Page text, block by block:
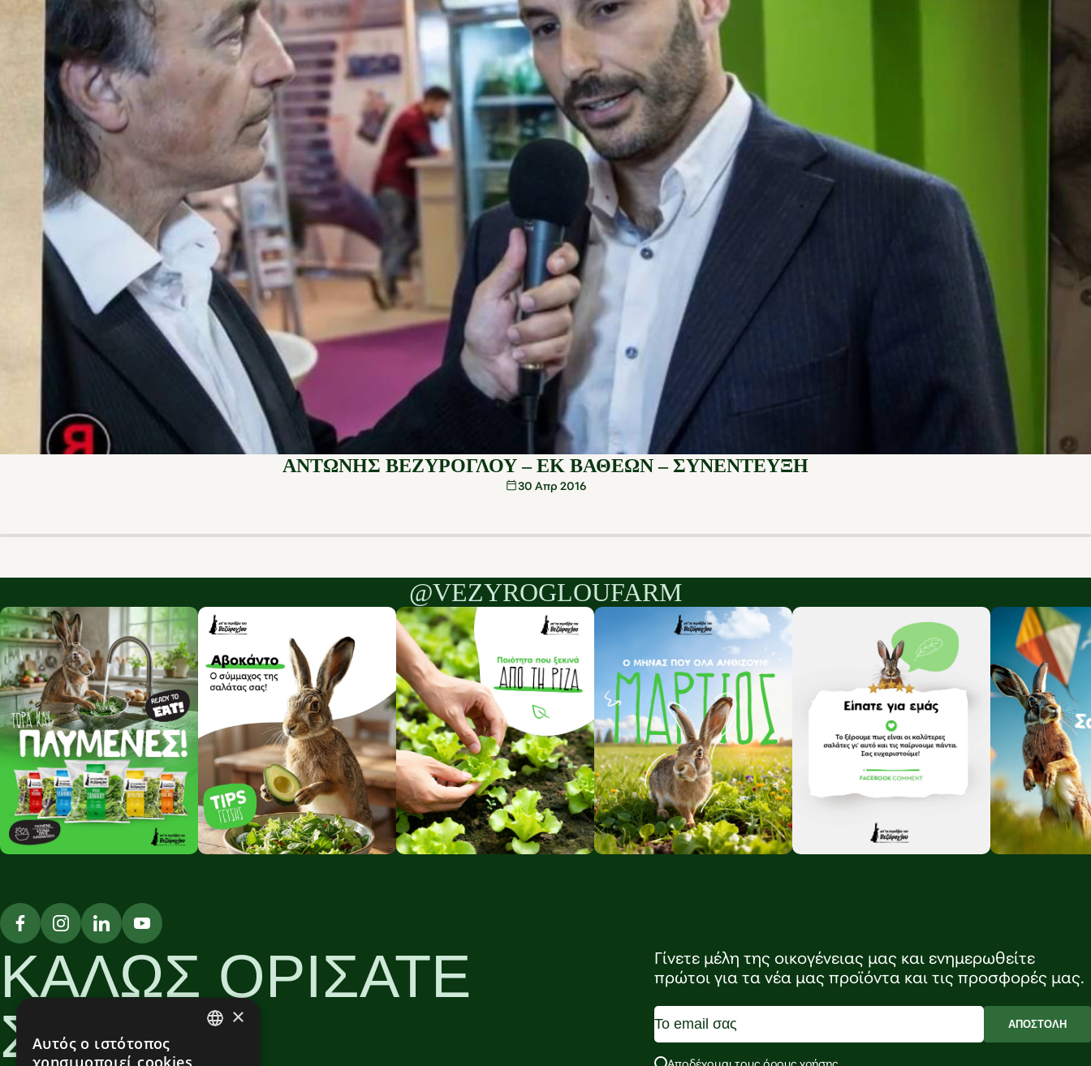
ΑΝΤΩΝΗΣ ΒΕΖΥΡΟΓΛΟΥ – ΕΚ ΒΑΘΕΩΝ – ΣΥΝΕΝΤΕΥΞΗ
30 Απρ 2016
@VEZYROGLOUFARM
ΚΑΛΩΣ ΟΡΙΣΑΤΕ
ΣΤΟΝ
Γίνετε μέλη της οικογένειας μας και ενημερωθείτε
πρώτοι για τα νέα μας προϊόντα και τις προσφορές μας.
ΑΠΟΣΤΟΛΗ
Αποδέχομαι τουςόρους χρήσης
×
Αυτός ο ιστότοπος
χρησιμοποιεί cookies